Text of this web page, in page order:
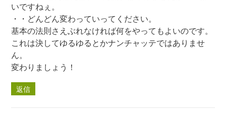
いですねぇ。
・・どんどん変わっていってください。
基本の法則さえぶれなければ何をやってもよいのです。
これは決してゆるゆるとかナンチャッテではありませ
ん。
変わりましょう！
返信